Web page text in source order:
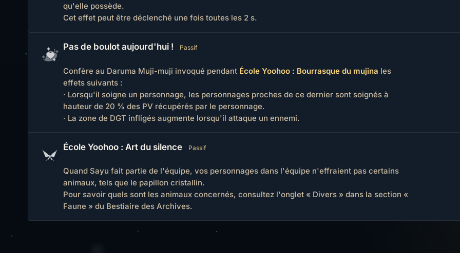
qu'elle possède.
Cet effet peut être déclenché une fois toutes les 2 s.
Pas de boulot aujourd'hui ! Passif
Confère au Daruma Muji-muji invoqué pendant École Yoohoo : Bourrasque du mujina les
effets suivants :
· Lorsqu'il soigne un personnage, les personnages proches de ce dernier sont soignés à
hauteur de 20 % des PV récupérés par le personnage.
· La zone de DGT infligés augmente lorsqu'il attaque un ennemi.
École Yoohoo : Art du silence Passif
Quand Sayu fait partie de l'équipe, vos personnages dans l'équipe n'effraient pas certains
animaux, tels que le papillon cristallin.
Pour savoir quels sont les animaux concernés, consultez l'onglet « Divers » dans la section «
Faune » du Bestiaire des Archives.